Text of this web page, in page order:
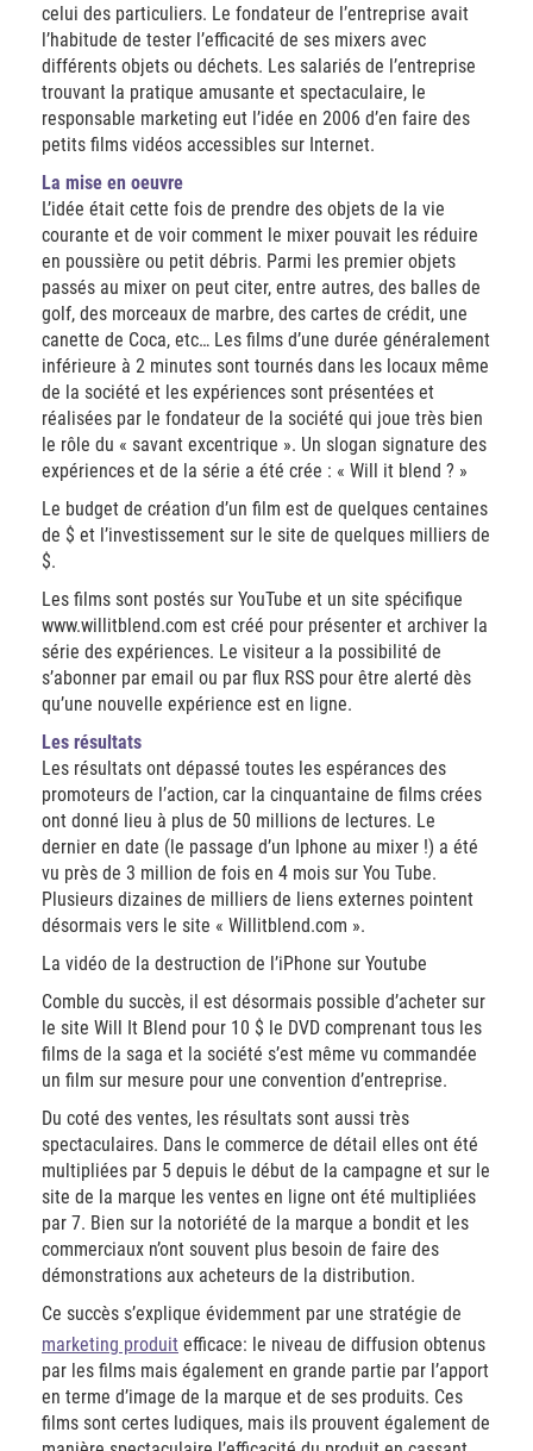
celui des particuliers. Le fondateur de l’entreprise avait
l’habitude de tester l’efficacité de ses mixers avec
différents objets ou déchets. Les salariés de l’entreprise
trouvant la pratique amusante et spectaculaire, le
responsable marketing eut l’idée en 2006 d’en faire des
petits films vidéos accessibles sur Internet.
La mise en oeuvre
L’idée était cette fois de prendre des objets de la vie
courante et de voir comment le mixer pouvait les réduire
en poussière ou petit débris. Parmi les premier objets
passés au mixer on peut citer, entre autres, des balles de
golf, des morceaux de marbre, des cartes de crédit, une
canette de Coca, etc… Les films d’une durée généralement
inférieure à 2 minutes sont tournés dans les locaux même
de la société et les expériences sont présentées et
réalisées par le fondateur de la société qui joue très bien
le rôle du « savant excentrique ». Un slogan signature des
expériences et de la série a été crée : « Will it blend ? »
Le budget de création d’un film est de quelques centaines
de $ et l’investissement sur le site de quelques milliers de
$.
Les films sont postés sur YouTube et un site spécifique
www.willitblend.com est créé pour présenter et archiver la
série des expériences. Le visiteur a la possibilité de
s’abonner par email ou par flux RSS pour être alerté dès
qu’une nouvelle expérience est en ligne.
Les résultats
Les résultats ont dépassé toutes les espérances des
promoteurs de l’action, car la cinquantaine de films crées
ont donné lieu à plus de 50 millions de lectures. Le
dernier en date (le passage d’un Iphone au mixer !) a été
vu près de 3 million de fois en 4 mois sur You Tube.
Plusieurs dizaines de milliers de liens externes pointent
désormais vers le site « Willitblend.com ».
La vidéo de la destruction de l’iPhone sur Youtube
Comble du succès, il est désormais possible d’acheter sur
le site Will It Blend pour 10 $ le DVD comprenant tous les
films de la saga et la société s’est même vu commandée
un film sur mesure pour une convention d’entreprise.
Du coté des ventes, les résultats sont aussi très
spectaculaires. Dans le commerce de détail elles ont été
multipliées par 5 depuis le début de la campagne et sur le
site de la marque les ventes en ligne ont été multipliées
par 7. Bien sur la notoriété de la marque a bondit et les
commerciaux n’ont souvent plus besoin de faire des
démonstrations aux acheteurs de la distribution.
Ce succès s’explique évidemment par une stratégie de
marketing produit efficace: le niveau de diffusion obtenus
par les films mais également en grande partie par l’apport
en terme d’image de la marque et de ses produits. Ces
films sont certes ludiques, mais ils prouvent également de